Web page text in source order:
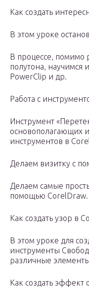
Как создать
В этом уроке
В процессе, помимо
полутона, научимся
PowerClip и др.
Работа с
Инструмент
основополагающих
инструментов в
Делаем визитку с
Делаем самые
помощью CorelDraw.
Как создать узор в
В этом уроке для
инструменты
различные
Как создать эффект